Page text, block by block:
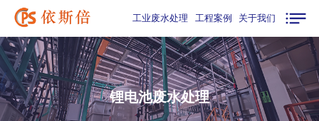
工业废水处理 工程案例 关于我们
锂电池废水处理